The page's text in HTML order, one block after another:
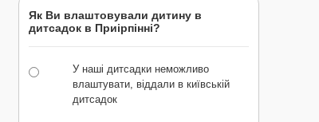
Як Ви влаштовували дитину в
дитсадок в Приірпінні?
У наші дитсадки неможливо
влаштувати, віддали в київській
дитсадок